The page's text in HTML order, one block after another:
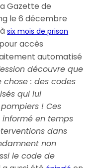
Gazette de
le 6 décembre
àsix mois de prison
pour accès
automatisé
découvre que
chose : des codes
qui lui
! Ces
en temps
dans
non
le code de